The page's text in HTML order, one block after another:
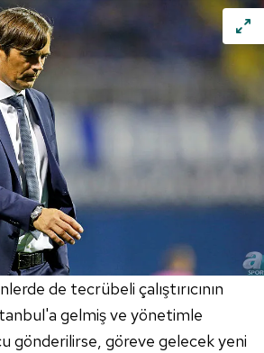
de tecrübeli çalıştırıcının
gelmiş ve yönetimle
gönderilirse, göreve gelecek yeni